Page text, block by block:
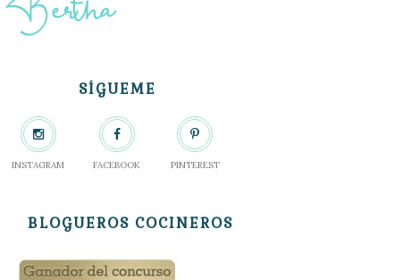
SÍGUEME
INSTAGRAM FACEBOOK PINTEREST
BLOGUEROS COCINEROS